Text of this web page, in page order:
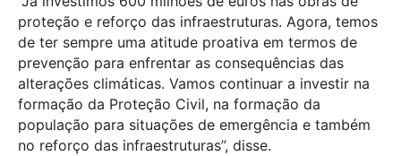
proteção e reforço das infraestruturas. Agora, temos
de ter sempre uma atitude proativa em termos de
prevenção para enfrentar as consequências das
alterações climáticas. Vamos continuar a investir na
formação da Proteção Civil, na formação da
população para situações de emergência e também
no reforço das infraestruturas”, disse.